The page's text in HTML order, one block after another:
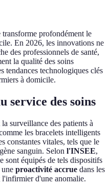
profondément le
En 2026, les innovations ne
des professionnels de santé,
la qualité des soins
tendances technologiques clés
à domicile.
service des soins
surveillance des patients à
les bracelets intelligents
constantes vitales, tels que le
sanguin. Selon l'INSEE,
sont équipés de tels dispositifs
proactivité accrue dans les
l'infirmier d'une anomalie.